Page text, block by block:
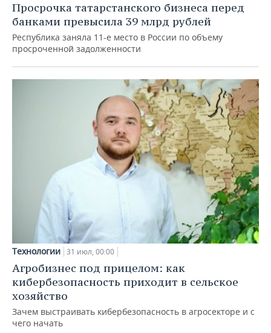
Просрочка татарстанского бизнеса перед
банками превысила 39 млрд рублей
Республика заняла 11-е место в России по объему
просроченной задолженности
Технологии 31 июл, 00:00
Агробизнес под прицелом: как
кибербезопасность приходит в сельское
хозяйство
Зачем выстраивать кибербезопасность в агросекторе и с
чего начать